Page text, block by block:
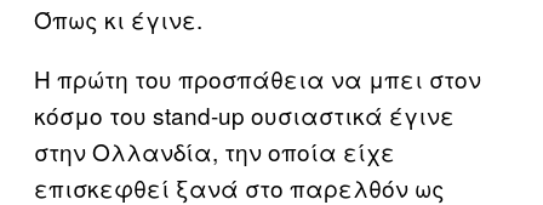
Όπως κι έγινε.
Η πρώτη του προσπάθεια να μπει στον
κόσμο του stand-up ουσιαστικά έγινε
στην Ολλανδία, την οποία είχε
επισκεφθεί ξανά στο παρελθόν ως